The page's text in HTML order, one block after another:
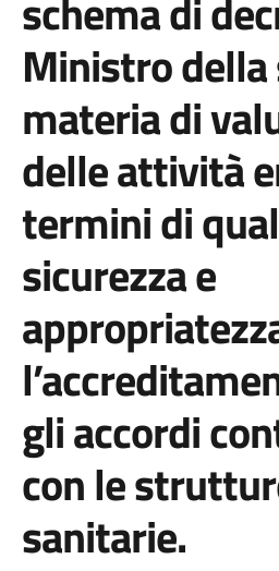
schema di
Ministro
materia di
delle attività
termini di
sicurezza e
gli accordi
con le
sanitarie.